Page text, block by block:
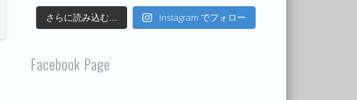
さらに読み込む... Instagram でフォロー
Facebook Page